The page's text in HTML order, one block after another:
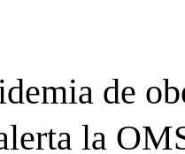
de
la